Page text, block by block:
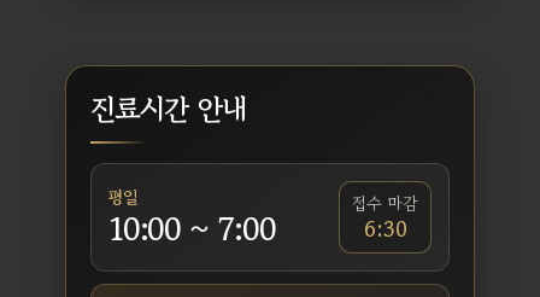
진료시간 안내
평일
10:00 ~ 7:00
접수 마감
6:30